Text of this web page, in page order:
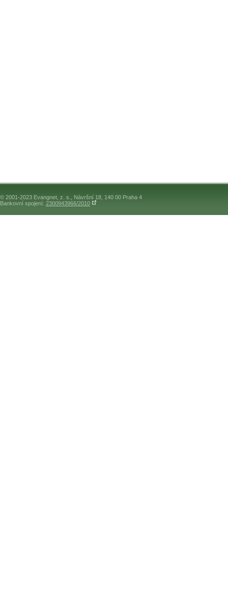
© 2001-2023 Evangnet, z. s., Návršní 18, 140 00 Praha 4
Bankovní spojení: 2300943966/2010